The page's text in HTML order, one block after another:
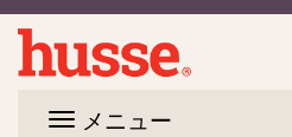
メニュー